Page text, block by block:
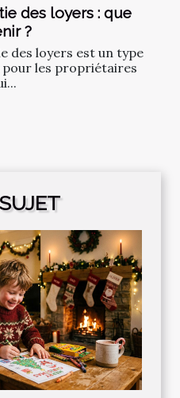
des loyers : que
?
des loyers est un type
pour les propriétaires